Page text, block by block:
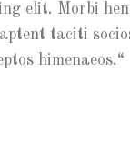
elit. Morbi
taciti
himenaeos.